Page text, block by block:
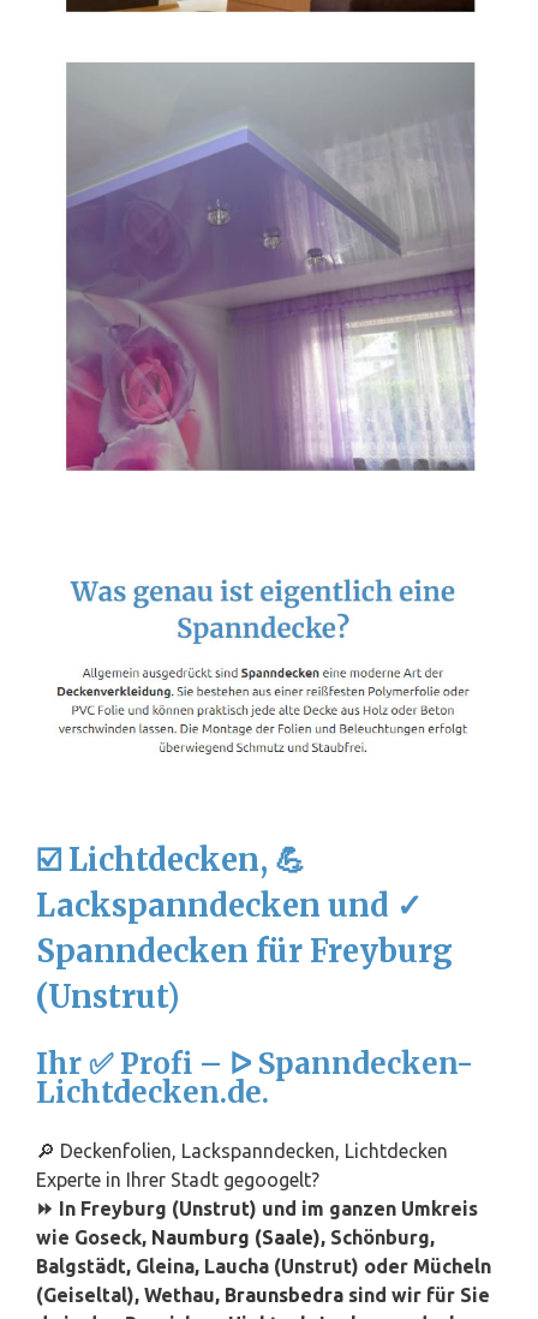
☑️ Lichtdecken, 💪
Lackspanndecken und ✓
Spanndecken für Freyburg
(Unstrut)
Ihr ✅ Profi – ᐅ Spanndecken-
Lichtdecken.de.
🔎 Deckenfolien, Lackspanndecken, Lichtdecken
Experte in Ihrer Stadt gegoogelt?
⏩ In Freyburg (Unstrut) und im ganzen Umkreis
wie Goseck, Naumburg (Saale), Schönburg,
Balgstädt, Gleina, Laucha (Unstrut) oder Mücheln
(Geiseltal), Wethau, Braunsbedra sind wir für Sie